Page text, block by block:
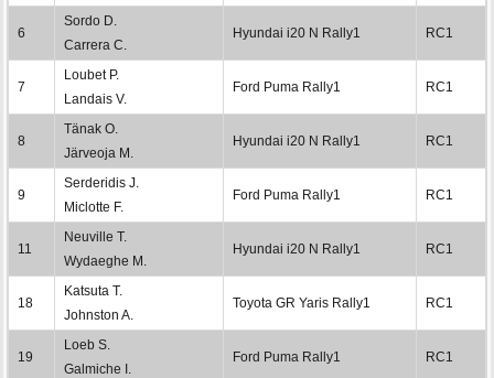
6
Sordo D.
Carrera C.
Hyundai i20 N Rally1 RC1
7
Loubet P.
Landais V.
Ford Puma Rally1 RC1
8
Tänak O.
Järveoja M.
Hyundai i20 N Rally1 RC1
9
Serderidis J.
Miclotte F.
Ford Puma Rally1 RC1
11
Neuville T.
Wydaeghe M.
Hyundai i20 N Rally1 RC1
18
Katsuta T.
Johnston A.
Toyota GR Yaris Rally1 RC1
19
Loeb S.
Galmiche I.
Ford Puma Rally1 RC1